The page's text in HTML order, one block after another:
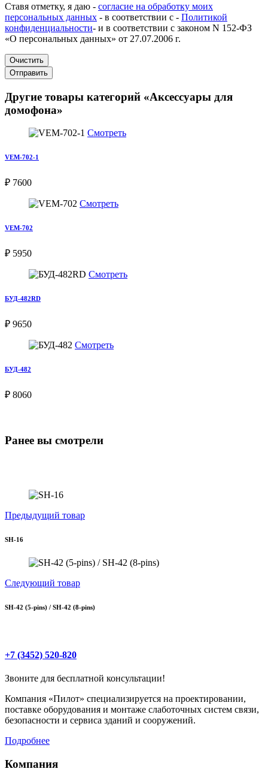
Ставя отметку, я даю - согласие на обработку моих
персональных данных - в соответствии с - Политикой
конфиденциальности- и в соответствии с законом N 152-ФЗ
«О персональных данных» от 27.07.2006 г.
Очистить
Отправить
Другие товары категорий «Аксессуары для
домофона»
Смотреть
VEM-702-1
₽ 7600
Смотреть
VEM-702
₽ 5950
Смотреть
БУД-482RD
₽ 9650
Смотреть
БУД-482
₽ 8060
Ранее вы смотрели
Предыдущий товар
SH-16
Следующий товар
SH-42 (5-pins) / SH-42 (8-pins)
+7 (3452) 520-820
Звоните для бесплатной консультации!
Компания «Пилот» специализируется на проектировании,
поставке оборудования и монтаже слаботочных систем связи,
безопасности и сервиса зданий и сооружений.
Подробнее
Компания